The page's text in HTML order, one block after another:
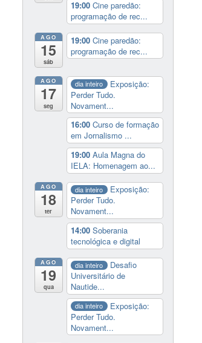
19:00 Cine paredão:
programação de rec...
AGO
15
sáb
19:00 Cine paredão:
programação de rec...
AGO
17
seg
dia inteiro
Exposição:
Perder Tudo.
Novament...
16:00 Curso de formação
em Jornalismo ...
19:00 Aula Magna do
IELA: Homenagem ao...
AGO
18
ter
dia inteiro
Exposição:
Perder Tudo.
Novament...
14:00 Soberania
tecnológica e digital
AGO
19
qua
dia inteiro
Desafio
Universitário de
Nautide...
dia inteiro
Exposição:
Perder Tudo.
Novament...